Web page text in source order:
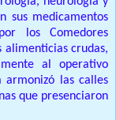
sus medicamentos
los Comedores
alimenticias crudas,
al operativo
las calles
que presenciaron